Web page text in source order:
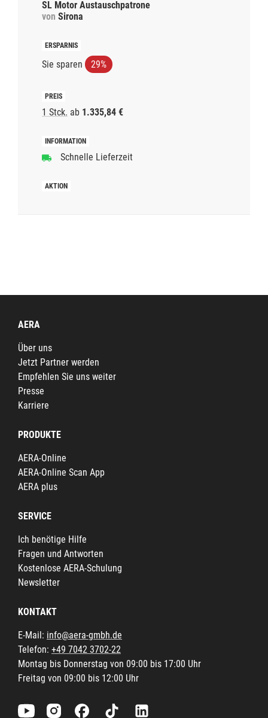
SL Motor Austauschpatrone
von Sirona
Sie sparen 29%
1 Stck. ab 1.335,84 €
Schnelle Lieferzeit
AERA
Über uns
Jetzt Partner werden
Empfehlen Sie uns weiter
Presse
Karriere
PRODUKTE
AERA-Online
AERA-Online Scan App
AERA plus
SERVICE
Ich benötige Hilfe
Fragen und Antworten
Kostenlose AERA-Schulung
Newsletter
KONTAKT
E-Mail: info@aera-gmbh.de
Telefon: +49 7042 3702-22
Montag bis Donnerstag von 09:00 bis 17:00 Uhr
Freitag von 09:00 bis 12:00 Uhr